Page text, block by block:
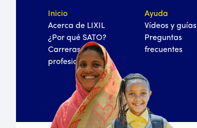
Inicio
Acerca de LIXIL
¿Por qué SATO?
Carreras
profesionales
Ayuda
Vídeos y guías
Preguntas
frecuentes